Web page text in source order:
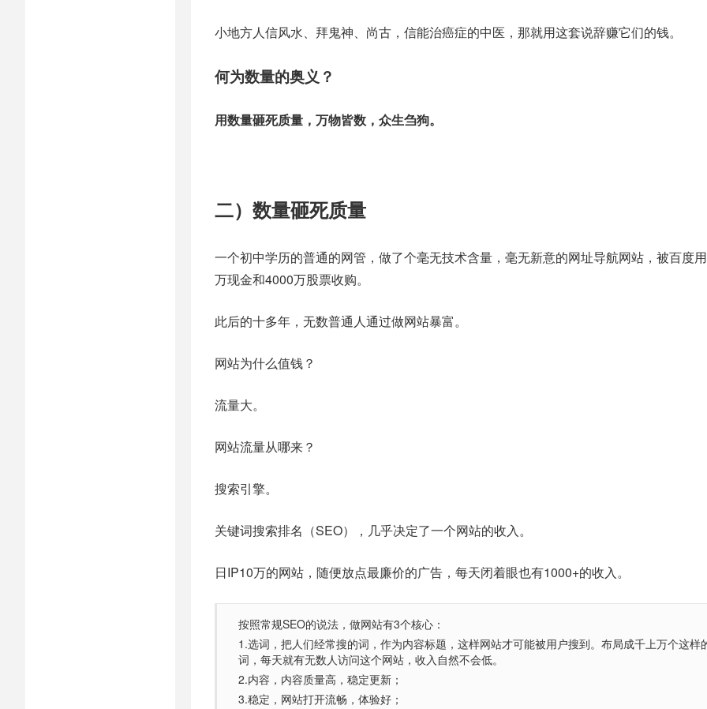
小地方人信风水、拜鬼神、尚古，信能治癌症的中医，那就用这套说辞赚它们的钱。
何为数量的奥义？
用数量砸死质量，万物皆数，众生刍狗。
二）数量砸死质量
一个初中学历的普通的网管，做了个毫无技术含量，毫无新意的网址导航网站，被百度
万现金和4000万股票收购。
此后的十多年，无数普通人通过做网站暴富。
网站为什么值钱？
流量大。
网站流量从哪来？
搜索引擎。
关键词搜索排名（SEO），几乎决定了一个网站的收入。
日IP10万的网站，随便放点最廉价的广告，每天闭着眼也有1000+的收入。
按照常规SEO的说法，做网站有3个核心：
1.选词，把人们经常搜的词，作为内容标题，这样网站才可能被用户搜到。布局成千上万个这样
词，每天就有无数人访问这个网站，收入自然不会低。
2.内容，内容质量高，稳定更新；
3.稳定，网站打开流畅，体验好；